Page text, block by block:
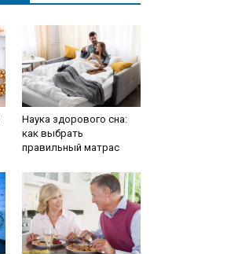
Наука здорового сна:
как выбрать
правильный матрас